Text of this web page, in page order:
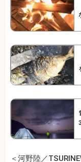
＜河野陸／